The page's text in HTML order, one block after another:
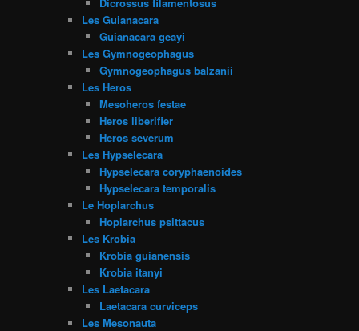
Les Guianacara
Guianacara geayi
Les Gymnogeophagus
Gymnogeophagus balzanii
Les Heros
Mesoheros festae
Heros liberifier
Heros severum
Les Hypselecara
Hypselecara coryphaenoides
Hypselecara temporalis
Le Hoplarchus
Hoplarchus psittacus
Les Krobia
Krobia guianensis
Krobia itanyi
Les Laetacara
Laetacara curviceps
Les Mesonauta